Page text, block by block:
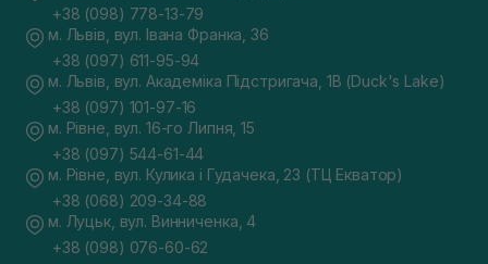
+38 (098) 778-13-79
м. Львів, вул. Івана Франка, 36
+38 (097) 611-95-94
м. Львів, вул. Академіка Підстригача, 1В (Duck's Lake)
+38 (097) 101-97-16
м. Рівне, вул. 16-го Липня, 15
+38 (097) 544-61-44
м. Рівне, вул. Кулика і Гудачека, 23 (ТЦ Екватор)
+38 (068) 209-34-88
м. Луцьк, вул. Винниченка, 4
+38 (098) 076-60-62